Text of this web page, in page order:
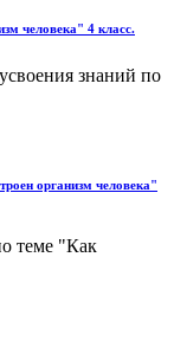
человека" 4 класс.
знаний по
организм человека"
теме "Как